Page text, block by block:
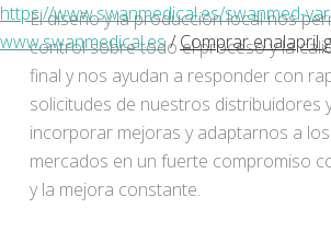
https://www.swanmedical.es/swanmed-
www.swanmedical.es/Comprar enalapril
El diseño y la producción local nos
control sobre todo el proceso y la
final y nos ayudan a responder con
solicitudes de nuestros distribuidores
incorporar mejoras y adaptarnos a
mercados en un fuerte compromiso
y la mejora constante.